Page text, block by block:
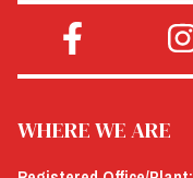
WHERE WE ARE